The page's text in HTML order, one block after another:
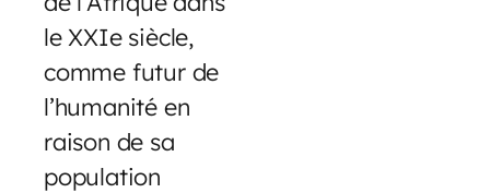
le XXIe siècle,
comme futur de
l’humanité en
raison de sa
population